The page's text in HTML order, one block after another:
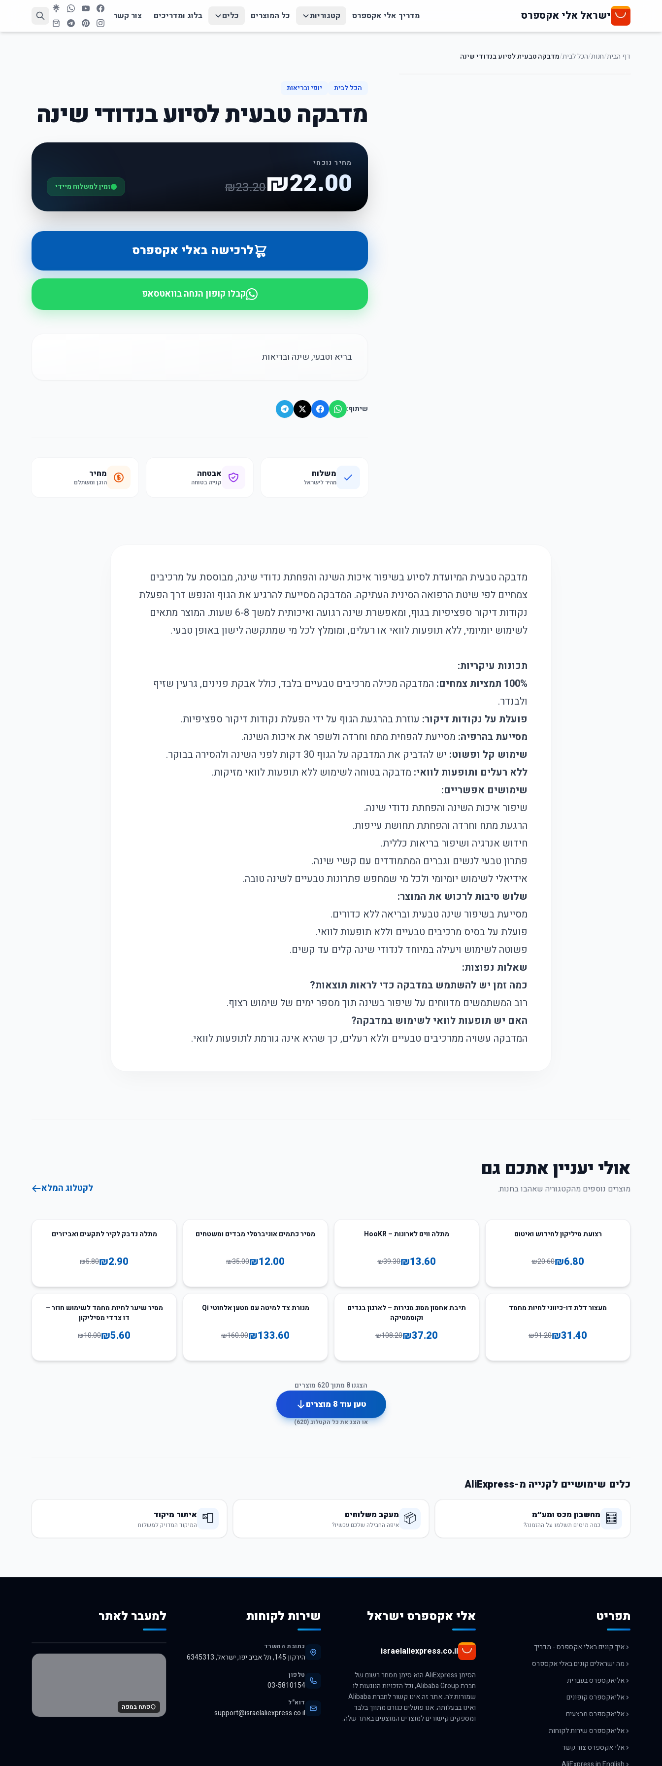
ישראל אלי אקספרס מדריך אלי אקספרס קטגוריות כל המוצרים כלים בלוג ומדריכים צור קשר
דף הבית/חנות/הכל לבית/מדבקה טבעית לסיוע בנדודי שינה
הכל לבית יופי ובריאות
מדבקה טבעית לסיוע בנדודי שינה
מחיר נוכחי
₪22.00
₪23.20 זמין למשלוח מיידי
לרכישה באלי אקספרס
קבלו קופון הנחה בוואטסאפ
בריא וטבעי, שינה ובריאות
שיתוף:
משלוח
מהיר לישראל
אבטחה
קנייה בטוחה
מחיר
הוגן ומשתלם
מדבקה טבעית המיועדת לסיוע בשיפור איכות השינה והפחתת נדודי שינה, מבוססת על מרכיבים
צמחיים לפי שיטת הרפואה הסינית העתיקה. המדבקה מסייעת להרגיע את הגוף והנפש דרך הפעלת
נקודות דיקור ספציפיות בגוף, ומאפשרת שינה רגועה ואיכותית למשך 6-8 שעות. המוצר מתאים
לשימוש יומיומי, ללא תופעות לוואי או רעלים, ומומלץ לכל מי שמתקשה לישון באופן טבעי.
תכונות עיקריות:
100% תמציות צמחים:
המדבקה מכילה מרכיבים טבעיים בלבד, כולל אבקת פנינים, גרעין שזיף
ולבנדר.
פועלת על נקודות דיקור: עוזרת בהרגעת הגוף על ידי הפעלת נקודות דיקור ספציפיות.
מסייעת בהרפיה: מסייעת להפחית מתח וחרדה ולשפר את איכות השינה.
שימוש קל ופשוט: יש להדביק את המדבקה על הגוף 30 דקות לפני השינה ולהסירה בבוקר.
ללא רעלים ותופעות לוואי: מדבקה בטוחה לשימוש ללא תופעות לוואי מזיקות.
שימושים אפשריים:
שיפור איכות השינה והפחתת נדודי שינה.
הרגעת מתח וחרדה והפחתת תחושת עייפות.
חידוש אנרגיה ושיפור בריאות כללית.
פתרון טבעי לנשים וגברים המתמודדים עם קשיי שינה.
אידיאלי לשימוש יומיומי ולכל מי שמחפש פתרונות טבעיים לשינה טובה.
שלוש סיבות לרכוש את המוצר:
מסייעת בשיפור שינה טבעית ובריאה ללא כדורים.
פועלת על בסיס מרכיבים טבעיים וללא תופעות לוואי.
פשוטה לשימוש ויעילה במיוחד לנדודי שינה קלים עד קשים.
שאלות נפוצות:
כמה זמן יש להשתמש במדבקה כדי לראות תוצאות?
רוב המשתמשים מדווחים על שיפור בשינה תוך מספר ימים של שימוש רצוף.
האם יש תופעות לוואי לשימוש במדבקה?
המדבקה עשויה ממרכיבים טבעיים וללא רעלים, כך שהיא אינה גורמת לתופעות לוואי.
אולי יעניין אתכם גם
מוצרים נוספים מהקטגוריה שאהבו בחנות. לקטלוג המלא
רצועת סיליקון לחידוש ואיטום
₪6.80
₪20.60
מתלה ווים לארונות – HooKR
₪13.60
₪39.30
66
מסיר כתמים אוניברסלי מבדים ומשטחים
₪12.00
₪35.00
מתלה נדבק לקיר לתקעים ואביזרים
₪2.90
₪5.80
מעצור דלת דו-כיווני לחיות מחמד
₪31.40
₪91.20
66
תיבת אחסון מסוג מגירות – לארגון בגדים
וקוסמטיקה
₪37.20
₪108.20
17מנורת צד למיטה עם מטען אלחוטי Qi
₪133.60
₪160.00
44
מסיר שיער לחיות מחמד לשימוש חוזר –
דו צדדי מסיליקון
₪5.60
₪10.00
הצגנו8 מתוך620 מוצרים
טען עוד8 מוצרים
או הצג את כל הקטלוג (620
)
כלים שימושיים לקנייה מ-AliExpress
🧮 מחשבון מכס ומע״מ
כמה מיסים תשלמו על ההזמנה? 📦 מעקב משלוחים
איפה החבילה שלכם עכשיו? 📮 איתור מיקוד
המיקוד המדויק למשלוח
תפריט
איך קונים באלי אקספרס - מדריך
מה ישראלים קונים באלי אקספרס
אליאקספרס בעברית
אליאקספרס קופונים
אליאקספרס מבצעים
אליאקספרס שירות לקוחות
אלי אקספרס צור קשר
אלי אקספרס ישראל
israelaliexpress.co.il
הסימן AliExpress הוא סימן מסחר רשום של
חברת Alibaba Group, וכל הזכויות הנוגעות לו
שמורות לה. אתר זה אינו קשור לחברת Alibaba
ואינו בבעלותה. אנו פועלים כגורם מתווך בלבד
ומספקים קישורים למוצרים המוצעים באתר שלה.
שירות לקוחות
כתובת המשרד
הירקון 145, תל אביב יפו, ישראל, 6345313
טלפון
03-5810154
דוא"ל
support@israelaliexpress.co.il
למעבר לאתר
לרכישה באלי אקספרס
פתח במפה